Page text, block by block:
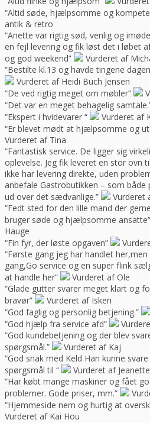
“Altid søde, hjælpsomme og
antik & retro
“Anette var rigtig sød, venlig og
en fejl levering og fik løst det i løbet
og god weekend”
Vurderet af
“Bestilte kl.13 og havde tingene
Vurderet af Heidi Buch Jensen
“De ved rigtig meget om møbler”
“Det var en meget behagelig
“Ekspert i hvidevarer “
Vurderet af
“Er blevet mødt at hjælpsomme og
Vurderet af Tina
“Fantastisk service. De ligger sig
oplevelse. Jeg fik leveret en stor ovn
ikke har levering direkte, uden
anbefale Gastrobutikken – som
ud over det sædvanlige.”
Vurderet
“Fedt sted for den lille mand der
bruger søde og hjælpsomme ansatte”
Hauge
“Fin fyr, der løste opgaven”
“Første gang jeg har handlet
gang,Go service og en super flink
at handle her”
Vurderet af Ole
“Glade gutter svarer meget klart og
bravør”
Vurderet af Isken
“God faglig og personlig betjening.”
“God hjælp fra service afd”
“God kundebetjening og der blev
spørgsmål.”
Vurderet af Kaj
“God snak med Keld Han kunne
spørgsmål til “
Vurderet af Jeanette
“Har købt mange maskiner og fået
problemer. Gode priser, mm.”
“Hjemmeside nem og hurtig at
Vurderet af Kai Hou